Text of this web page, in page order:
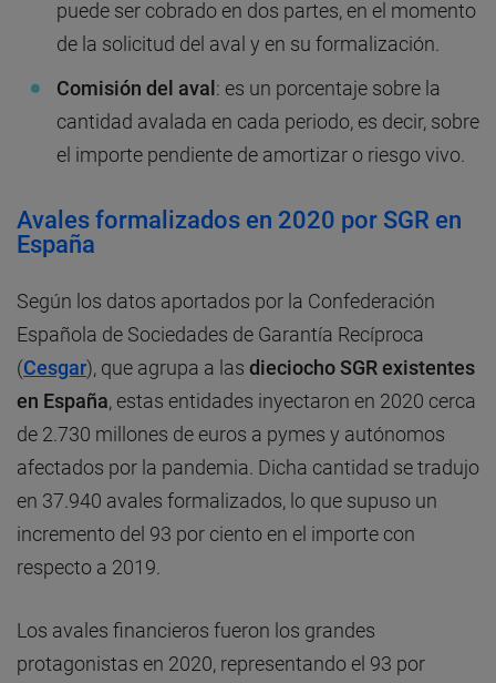
puede ser cobrado en dos partes, en el momento
de la solicitud del aval y en su formalización.
Comisión del aval: es un porcentaje sobre la
cantidad avalada en cada periodo, es decir, sobre
el importe pendiente de amortizar o riesgo vivo.
Avales formalizados en 2020 por SGR en
España
Según los datos aportados por la Confederación
Española de Sociedades de Garantía Recíproca
(Cesgar), que agrupa a las dieciocho SGR existentes
en España, estas entidades inyectaron en 2020 cerca
de 2.730 millones de euros a pymes y autónomos
afectados por la pandemia. Dicha cantidad se tradujo
en 37.940 avales formalizados, lo que supuso un
incremento del 93 por ciento en el importe con
respecto a 2019.
Los avales financieros fueron los grandes
protagonistas en 2020, representando el 93 por